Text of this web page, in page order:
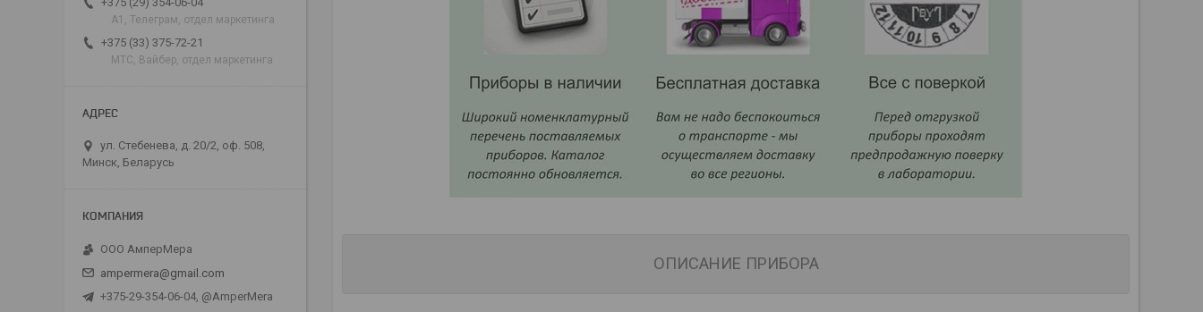
ОПИСАНИЕ ПРИБОРА
А1, Телеграм, отдел маркетинга
+375 (33) 375-72-21
МТС, Вайбер, отдел маркетинга
ул. Стебенева, д. 20/2, оф. 508,
Минск, Беларусь
ООО АмперМера
ampermera@gmail.com
+375-29-354-06-04, @AmperMera